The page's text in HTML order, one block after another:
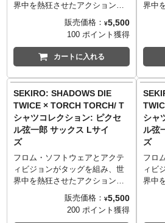
界中を熱狂させたアクション・
アドベンチャーゲーム
『SEKIRO: SHADOWS DIE
TWICE』。「TORCH TORCH」
とのコラボレーションTシャツが
登場です！
のポップさとは裏腹に、なんと8
版ものシルクスクリーンを使用
してしまった謎の豪華仕様。
生地はしっかりとした厚みの5.6
オンスを採用。着心地が良く、
何度洗っても型崩れしづらく風
合いが出るのが特徴です。
──────────────────
■サイズ（着丈／身幅／肩幅／袖
販売価格： ¥5,500
100 ポイント獲得
カートに入れる
界中
アド
『
との
登場
のポ
版も
して
生地
オン
何度
合い
■サ
SEKIRO: SHADOWS DIE
TWICE × TORCH TORCH/ T
シャツコレクション: ピクセ
ル弦一郎 サックス Lサイ
ズ
フロム・ソフトウェアとアクテ
ィビジョンがタッグを組み、世
界中を熱狂させたアクション・
アドベンチャーゲーム
『SEKIRO: SHADOWS DIE
TWICE』。「TORCH TORCH」
販売価格： ¥5,500
200 ポイント獲得
シャ
ル弦
ズ
フロ
ィビ
界中
アド
『